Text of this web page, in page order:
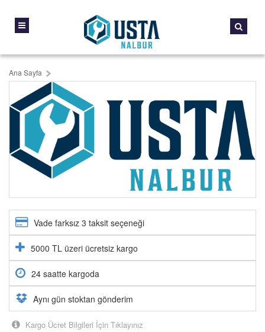
Ana Sayfa
Vade farksız 3 taksit seçeneği
5000 TL üzeri ücretsiz kargo
24 saatte kargoda
Aynı gün stoktan gönderim
Kargo Ücret Bilgileri İçin Tıklayınız